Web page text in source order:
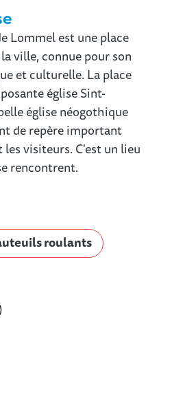
Lommel est une place
ville, connue pour son
et culturelle. La place
église Sint-
église néogothique
de repère important
visiteurs. C'est un lieu
rencontrent.
roulants